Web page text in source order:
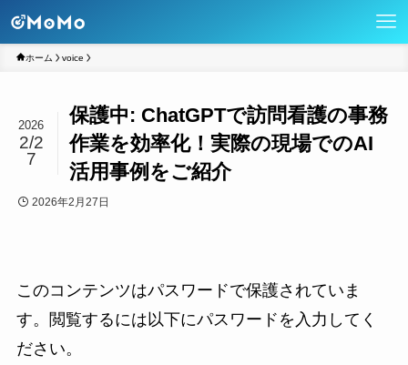
ホーム voice
保護中: ChatGPTで訪問看護の事務
作業を効率化！実際の現場でのAI
活用事例をご紹介
2026
2/2
7
2026年2月27日
このコンテンツはパスワードで保護されていま
す。閲覧するには以下にパスワードを入力してく
ださい。